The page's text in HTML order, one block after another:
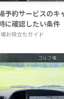
予約サービスのキ
に確認したい条件
お役立ちガイド